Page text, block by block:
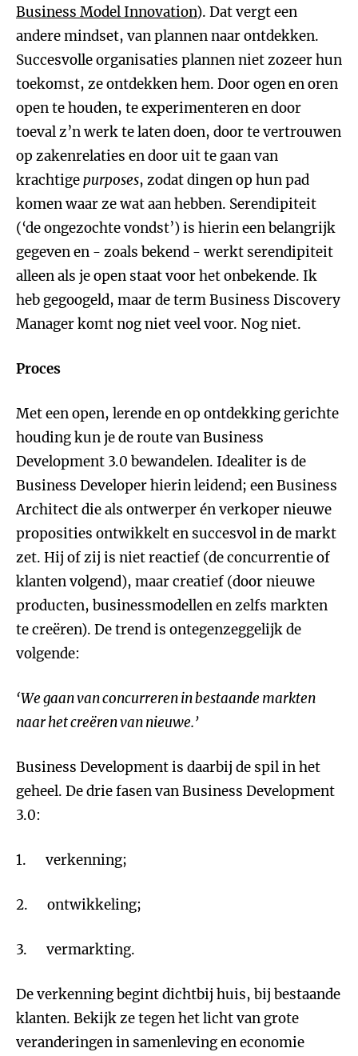
Business Model Innovation). Dat vergt een
andere mindset, van plannen naar ontdekken.
Succesvolle organisaties plannen niet zozeer hun
toekomst, ze ontdekken hem. Door ogen en oren
open te houden, te experimenteren en door
toeval z’n werk te laten doen, door te vertrouwen
op zakenrelaties en door uit te gaan van
krachtigepurposes, zodat dingen op hun pad
komen waar ze wat aan hebben. Serendipiteit
(‘de ongezochte vondst’) is hierin een belangrijk
gegeven en - zoals bekend - werkt serendipiteit
alleen als je open staat voor het onbekende. Ik
heb gegoogeld, maar de term Business Discovery
Manager komt nog niet veel voor. Nog niet.
Proces
Met een open, lerende en op ontdekking gerichte
houding kun je de route van Business
Development 3.0 bewandelen. Idealiter is de
Business Developer hierin leidend; een Business
Architect die als ontwerper én verkoper nieuwe
proposities ontwikkelt en succesvol in de markt
zet. Hij of zij is niet reactief (de concurrentie of
klanten volgend), maar creatief (door nieuwe
producten, businessmodellen en zelfs markten
te creëren). De trend is ontegenzeggelijk de
volgende:
‘We gaan van concurreren in bestaande markten
naar het creëren van nieuwe.’
Business Development is daarbij de spil in het
geheel. De drie fasen van Business Development
3.0:
1. verkenning;
2. ontwikkeling;
3. vermarkting.
De verkenning begint dichtbij huis, bij bestaande
klanten. Bekijk ze tegen het licht van grote
veranderingen in samenleving en economie